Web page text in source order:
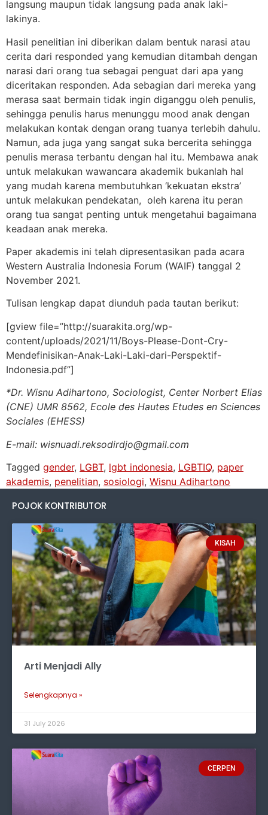
langsung maupun tidak langsung pada anak laki-
lakinya.
Hasil penelitian ini diberikan dalam bentuk narasi atau
cerita dari responded yang kemudian ditambah dengan
narasi dari orang tua sebagai penguat dari apa yang
diceritakan responden. Ada sebagian dari mereka yang
merasa saat bermain tidak ingin diganggu oleh penulis,
sehingga penulis harus menunggu mood anak dengan
melakukan kontak dengan orang tuanya terlebih dahulu.
Namun, ada juga yang sangat suka bercerita sehingga
penulis merasa terbantu dengan hal itu. Membawa anak
untuk melakukan wawancara akademik bukanlah hal
yang mudah karena membutuhkan ‘kekuatan ekstra’
untuk melakukan pendekatan, oleh karena itu peran
orang tua sangat penting untuk mengetahui bagaimana
keadaan anak mereka.
Paper akademis ini telah dipresentasikan pada acara
Western Australia Indonesia Forum (WAIF) tanggal 2
November 2021.
Tulisan lengkap dapat diunduh pada tautan berikut:
[gview file=”http://suarakita.org/wp-
content/uploads/2021/11/Boys-Please-Dont-Cry-
Mendefinisikan-Anak-Laki-Laki-dari-Perspektif-
Indonesia.pdf”]
*Dr. Wisnu Adihartono, Sociologist, Center Norbert Elias
(CNE) UMR 8562, Ecole des Hautes Etudes en Sciences
Sociales (EHESS)
E-mail: wisnuadi.reksodirdjo@gmail.com
Tagged gender, LGBT, lgbt indonesia, LGBTIQ, paper
akademis, penelitian, sosiologi, Wisnu Adihartono
POJOK KONTRIBUTOR
KISAH
Arti Menjadi Ally
Selengkapnya »
31 July 2026
CERPEN